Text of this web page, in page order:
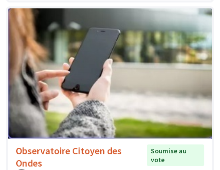
Observatoire Citoyen des
Ondes
Soumise au
vote